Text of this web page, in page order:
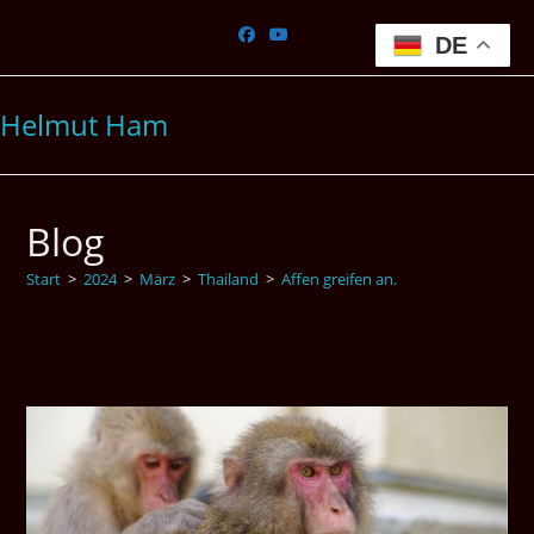
springen
Helmut Ham
Blog
Start > 2024 > März > Thailand > Affen greifen an.
DE